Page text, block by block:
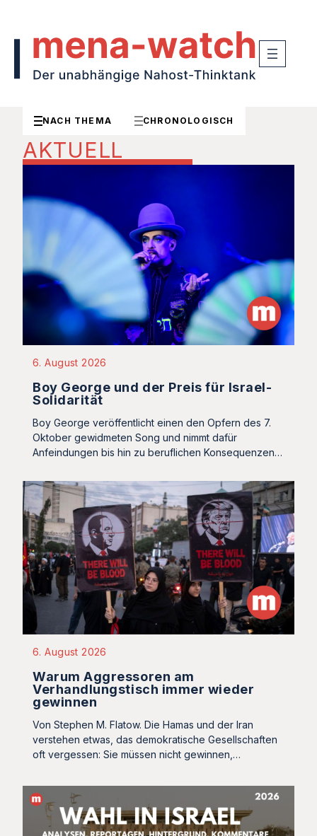
NACH THEMA CHRONOLOGISCH
AKTUELL
6. August 2026
Boy George und der Preis für Israel-
Solidarität
Boy George veröffentlicht einen den Opfern des 7.
Oktober gewidmeten Song und nimmt dafür
Anfeindungen bis hin zu beruflichen Konsequenzen…
6. August 2026
Warum Aggressoren am
Verhandlungstisch immer wieder
gewinnen
Von Stephen M. Flatow. Die Hamas und der Iran
verstehen etwas, das demokratische Gesellschaften
oft vergessen: Sie müssen nicht gewinnen,…